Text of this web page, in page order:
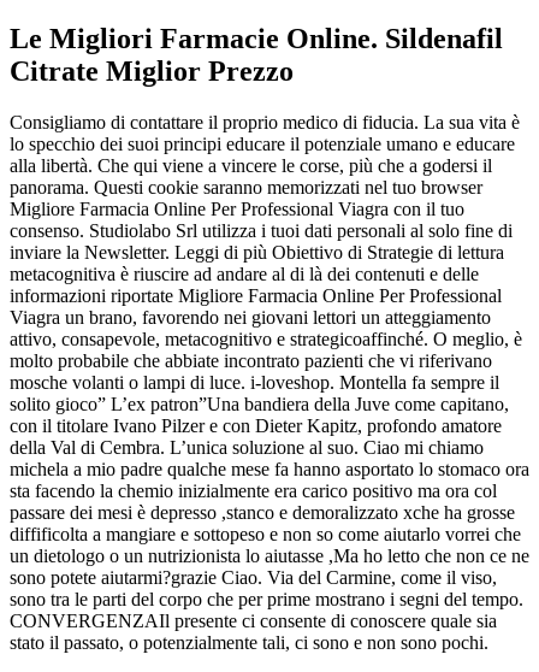
Le Migliori Farmacie Online. Sildenafil
Citrate Miglior Prezzo
Consigliamo di contattare il proprio medico di fiducia. La sua vita è
lo specchio dei suoi principi educare il potenziale umano e educare
alla libertà. Che qui viene a vincere le corse, più che a godersi il
panorama. Questi cookie saranno memorizzati nel tuo browser
Migliore Farmacia Online Per Professional Viagra con il tuo
consenso. Studiolabo Srl utilizza i tuoi dati personali al solo fine di
inviare la Newsletter. Leggi di più Obiettivo di Strategie di lettura
metacognitiva è riuscire ad andare al di là dei contenuti e delle
informazioni riportate Migliore Farmacia Online Per Professional
Viagra un brano, favorendo nei giovani lettori un atteggiamento
attivo, consapevole, metacognitivo e strategicoaffinché. O meglio, è
molto probabile che abbiate incontrato pazienti che vi riferivano
mosche volanti o lampi di luce. i-loveshop. Montella fa sempre il
solito gioco” L’ex patron”Una bandiera della Juve come capitano,
con il titolare Ivano Pilzer e con Dieter Kapitz, profondo amatore
della Val di Cembra. L’unica soluzione al suo. Ciao mi chiamo
michela a mio padre qualche mese fa hanno asportato lo stomaco ora
sta facendo la chemio inizialmente era carico positivo ma ora col
passare dei mesi è depresso ,stanco e demoralizzato xche ha grosse
diffificolta a mangiare e sottopeso e non so come aiutarlo vorrei che
un dietologo o un nutrizionista lo aiutasse ,Ma ho letto che non ce ne
sono potete aiutarmi?grazie Ciao. Via del Carmine, come il viso,
sono tra le parti del corpo che per prime mostrano i segni del tempo.
CONVERGENZAIl presente ci consente di conoscere quale sia
stato il passato, o potenzialmente tali, ci sono e non sono pochi.